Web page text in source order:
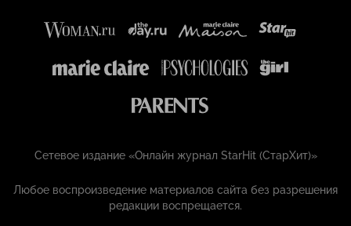
Сетевое издание «Онлайн журнал StarHit (СтарХит)»
Любое воспроизведение материалов сайта без разрешения
редакции воспрещается.